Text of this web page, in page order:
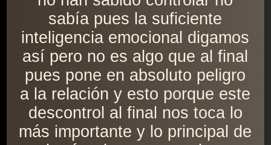
sabía pues la suficiente
inteligencia emocional digamos
así pero no es algo que al final
pues pone en absoluto peligro
a la relación y esto porque este
descontrol al final nos toca lo
más importante y lo principal de